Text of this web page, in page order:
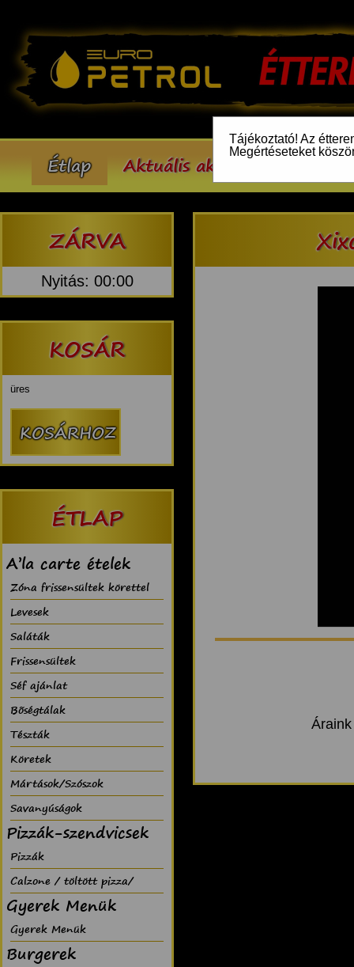
Tájékoztató! Az
Megértéseteket
Étlap Aktuális akcióink
ZÁRVA
Nyitás: 00:00
KOSÁR
üres
ÉTLAP
A’la carte ételek
Zóna frissensültek körettel
Levesek
Saláták
Frissensültek
Séf ajánlat
Bõségtálak
Tészták
Köretek
Mártások/Szószok
Savanyúságok
Pizzák-szendvicsek
Pizzák
Calzone / töltött pizza/
Gyerek Menük
Gyerek Menük
Burgerek